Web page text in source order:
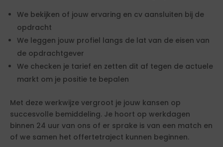
We bekijken of jouw ervaring en cv aansluiten bij de
opdracht
We leggen jouw profiel langs de lat van de eisen van
de opdrachtgever
We checken je tarief en zetten dit af tegen de actuele
markt om je positie te bepalen
Met deze werkwijze vergroot je jouw kansen op
succesvolle bemiddeling. Je hoort op werkdagen
binnen 24 uur van ons of er sprake is van een match en
of we samen het offertetraject kunnen beginnen.